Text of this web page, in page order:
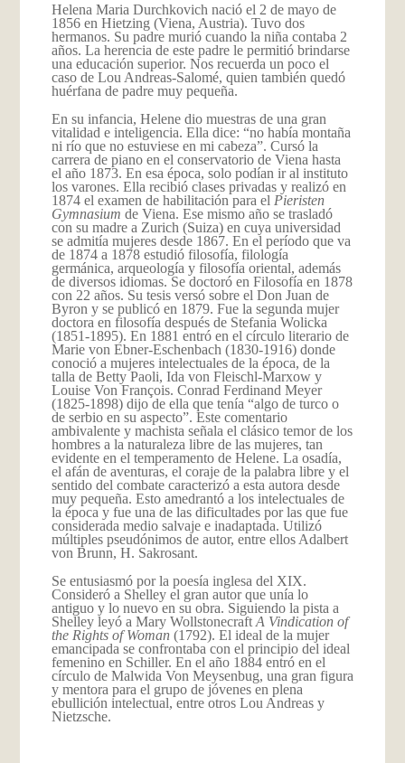
Helena Maria Durchkovich nació el 2 de mayo de
1856 en Hietzing (Viena, Austria). Tuvo dos
hermanos. Su padre murió cuando la niña contaba 2
años. La herencia de este padre le permitió brindarse
una educación superior. Nos recuerda un poco el
caso de Lou Andreas-Salomé, quien también quedó
huérfana de padre muy pequeña.
En su infancia, Helene dio muestras de una gran
vitalidad e inteligencia. Ella dice: “no había montaña
ni río que no estuviese en mi cabeza”. Cursó la
carrera de piano en el conservatorio de Viena hasta
el año 1873. En esa época, solo podían ir al instituto
los varones. Ella recibió clases privadas y realizó en
1874 el examen de habilitación para el Pieristen
Gymnasium de Viena. Ese mismo año se trasladó
con su madre a Zurich (Suiza) en cuya universidad
se admitía mujeres desde 1867. En el período que va
de 1874 a 1878 estudió filosofía, filología
germánica, arqueología y filosofía oriental, además
de diversos idiomas. Se doctoró en Filosofía en 1878
con 22 años. Su tesis versó sobre el Don Juan de
Byron y se publicó en 1879. Fue la segunda mujer
doctora en filosofía después de Stefania Wolicka
(1851-1895). En 1881 entró en el círculo literario de
Marie von Ebner-Eschenbach (1830-1916) donde
conoció a mujeres intelectuales de la época, de la
talla de Betty Paoli, Ida von Fleischl-Marxow y
Louise Von François. Conrad Ferdinand Meyer
(1825-1898) dijo de ella que tenía “algo de turco o
de serbio en su aspecto”. Este comentario
ambivalente y machista señala el clásico temor de los
hombres a la naturaleza libre de las mujeres, tan
evidente en el temperamento de Helene. La osadía,
el afán de aventuras, el coraje de la palabra libre y el
sentido del combate caracterizó a esta autora desde
muy pequeña. Esto amedrantó a los intelectuales de
la época y fue una de las dificultades por las que fue
considerada medio salvaje e inadaptada. Utilizó
múltiples pseudónimos de autor, entre ellos Adalbert
von Brunn, H. Sakrosant.
Se entusiasmó por la poesía inglesa del XIX.
Consideró a Shelley el gran autor que unía lo
antiguo y lo nuevo en su obra. Siguiendo la pista a
Shelley leyó a Mary Wollstonecraft A Vindication of
the Rights of Woman(1792). El ideal de la mujer
emancipada se confrontaba con el principio del ideal
femenino en Schiller. En el año 1884 entró en el
círculo de Malwida Von Meysenbug, una gran figura
y mentora para el grupo de jóvenes en plena
ebullición intelectual, entre otros Lou Andreas y
Nietzsche.